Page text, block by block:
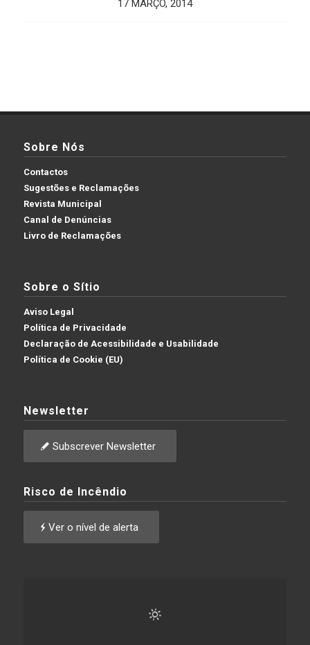
17 MARÇO, 2014
Sobre Nós
Contactos
Sugestões e Reclamações
Revista Municipal
Canal de Denúncias
Livro de Reclamações
Sobre o Sítio
Aviso Legal
Política de Privacidade
Declaração de Acessibilidade e Usabilidade
Política de Cookie (EU)
Newsletter
Subscrever Newsletter
Risco de Incêndio
Ver o nível de alerta